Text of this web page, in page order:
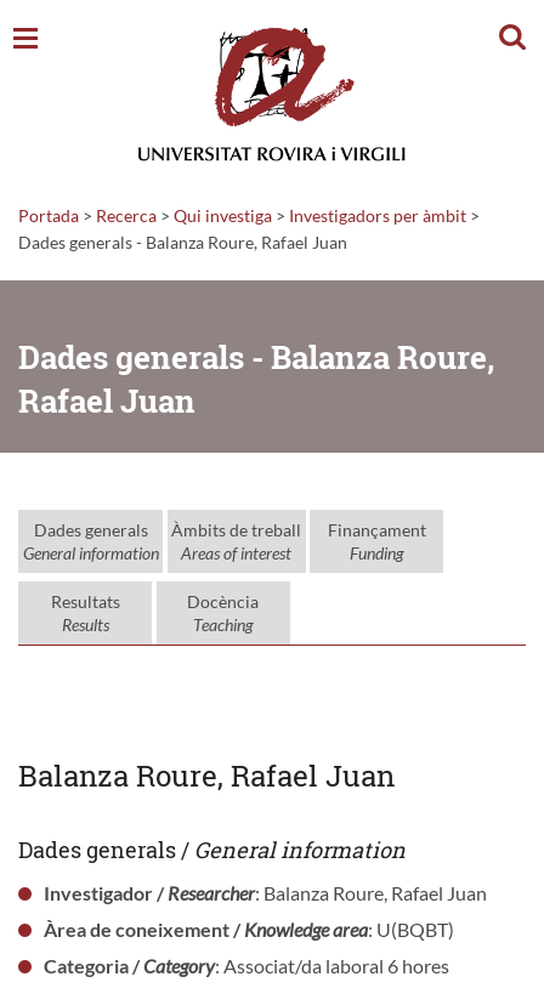
Portada > Recerca > Qui investiga > Investigadors per àmbit >
Dades generals - Balanza Roure, Rafael Juan
Dades generals - Balanza Roure,
Rafael Juan
Dades generals
General information
Àmbits de treball
Areas of interest
Finançament
Funding
Resultats
Results
Docència
Teaching
Balanza Roure, Rafael Juan
Dades generals / General information
Investigador /Researcher: Balanza Roure, Rafael Juan
Àrea de coneixement /Knowledge area: U(BQBT)
Categoria /Category: Associat/da laboral 6 hores